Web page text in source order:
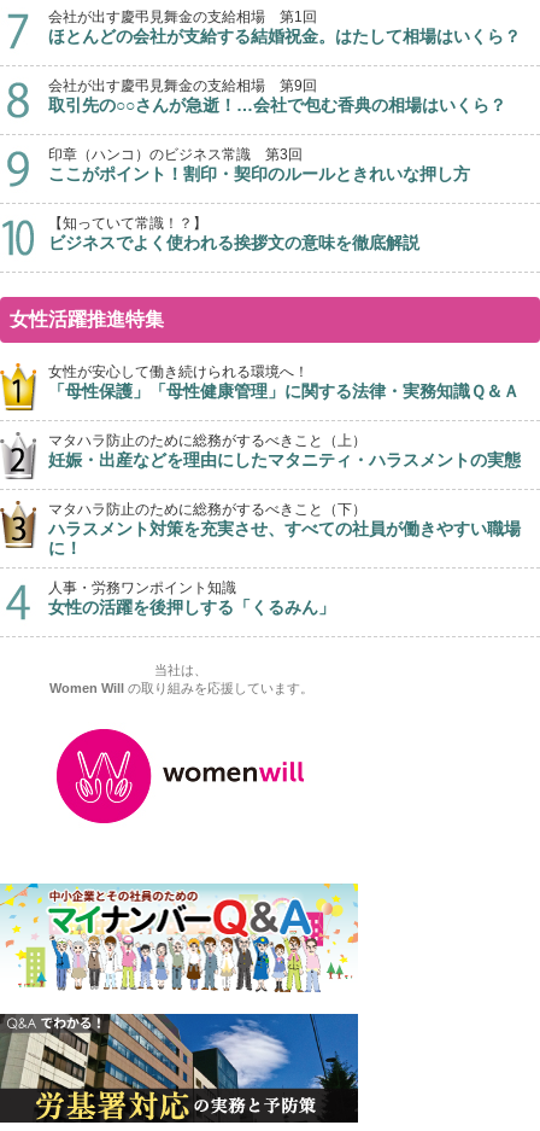
会社が出す慶弔見舞金の支給相場 第1回
ほとんどの会社が支給する結婚祝金。はたして相場はいくら？
会社が出す慶弔見舞金の支給相場 第9回
取引先の○○さんが急逝！…会社で包む香典の相場はいくら？
印章（ハンコ）のビジネス常識 第3回
ここがポイント！割印・契印のルールときれいな押し方
【知っていて常識！？】
ビジネスでよく使われる挨拶文の意味を徹底解説
女性活躍推進特集
女性が安心して働き続けられる環境へ！
「母性保護」「母性健康管理」に関する法律・実務知識Ｑ＆Ａ
マタハラ防止のために総務がするべきこと（上）
妊娠・出産などを理由にしたマタニティ・ハラスメントの実態
マタハラ防止のために総務がするべきこと（下）
ハラスメント対策を充実させ、すべての社員が働きやすい職場
に！
人事・労務ワンポイント知識
女性の活躍を後押しする「くるみん」
当社は、
Women Will
の取り組みを応援しています。